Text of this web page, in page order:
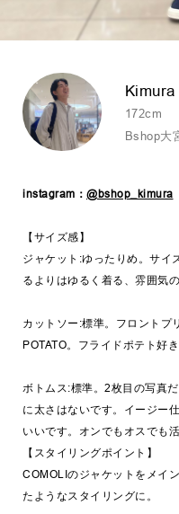
Kimura
172cm
Bshop大
instagram： @bshop_kimura
【サイズ感】
ジャケット:ゆったりめ。サイ
るよりはゆるく着る、雰囲気
カットソー:標準。フロントプ
POTATO。フライドポテト好
ボトムス:標準。2枚目の写真
に太さはないです。イージー
いいです。オンでもオスでも
【スタイリングポイント】
COMOLIのジャケットをメイ
たようなスタイリングに。